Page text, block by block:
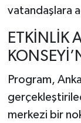
vatandaşlara
ETKİNLİK
Program,
merkezi bir